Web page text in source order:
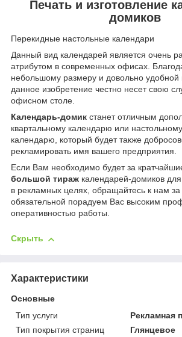
Печать и изготовление
домиков
Перекидные настольные календари
Данный вид календарей является очень
атрибутом в современных офисах.
небольшому размеру и довольно удобной
данное изобретение честно несет свою
офисном столе.
Календарь-домик станет отличным
квартальному календарю или
календарю, который будет также
рекламировать имя вашего предприятия.
Если Вам необходимо будет за
большой тираж календарей-домиков
в рекламных целях, обращайтесь к нам
обязательной порадуем Вас высоким
оперативностью работы.
Скрыть
Характеристики
Основные
Тип услуги
Рекламная
Тип покрытия страниц
Глянцевое